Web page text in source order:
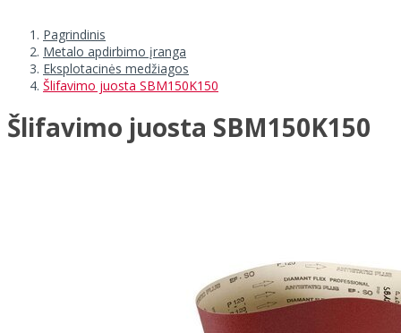
Pagrindinis
Metalo apdirbimo įranga
Eksplotacinės medžiagos
Šlifavimo juosta SBM150K150
Šlifavimo juosta SBM150K150